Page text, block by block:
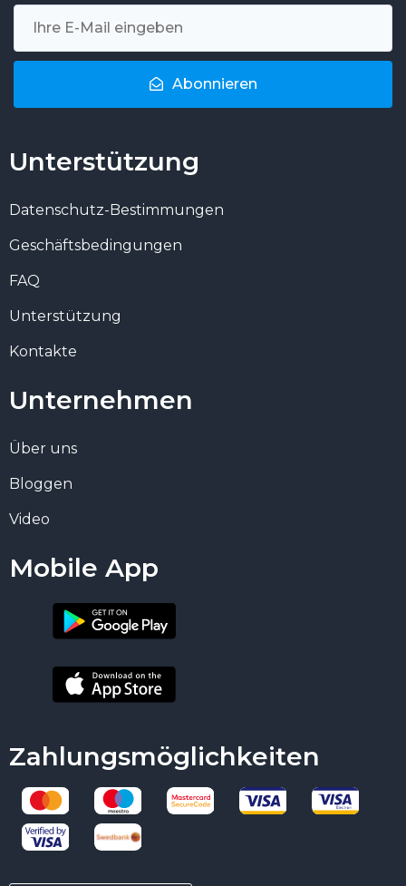
Abonnieren
Unterstützung
Datenschutz-Bestimmungen
Geschäftsbedingungen
FAQ
Unterstützung
Kontakte
Unternehmen
Über uns
Bloggen
Video
Mobile App
Zahlungsmöglichkeiten